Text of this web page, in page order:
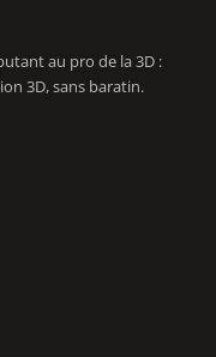
au pro de la 3D :
3D, sans baratin.